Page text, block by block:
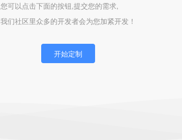
您可以点击下面的按钮,提交您的需求,
我们社区里众多的开发者会为您加紧开发！
开始定制